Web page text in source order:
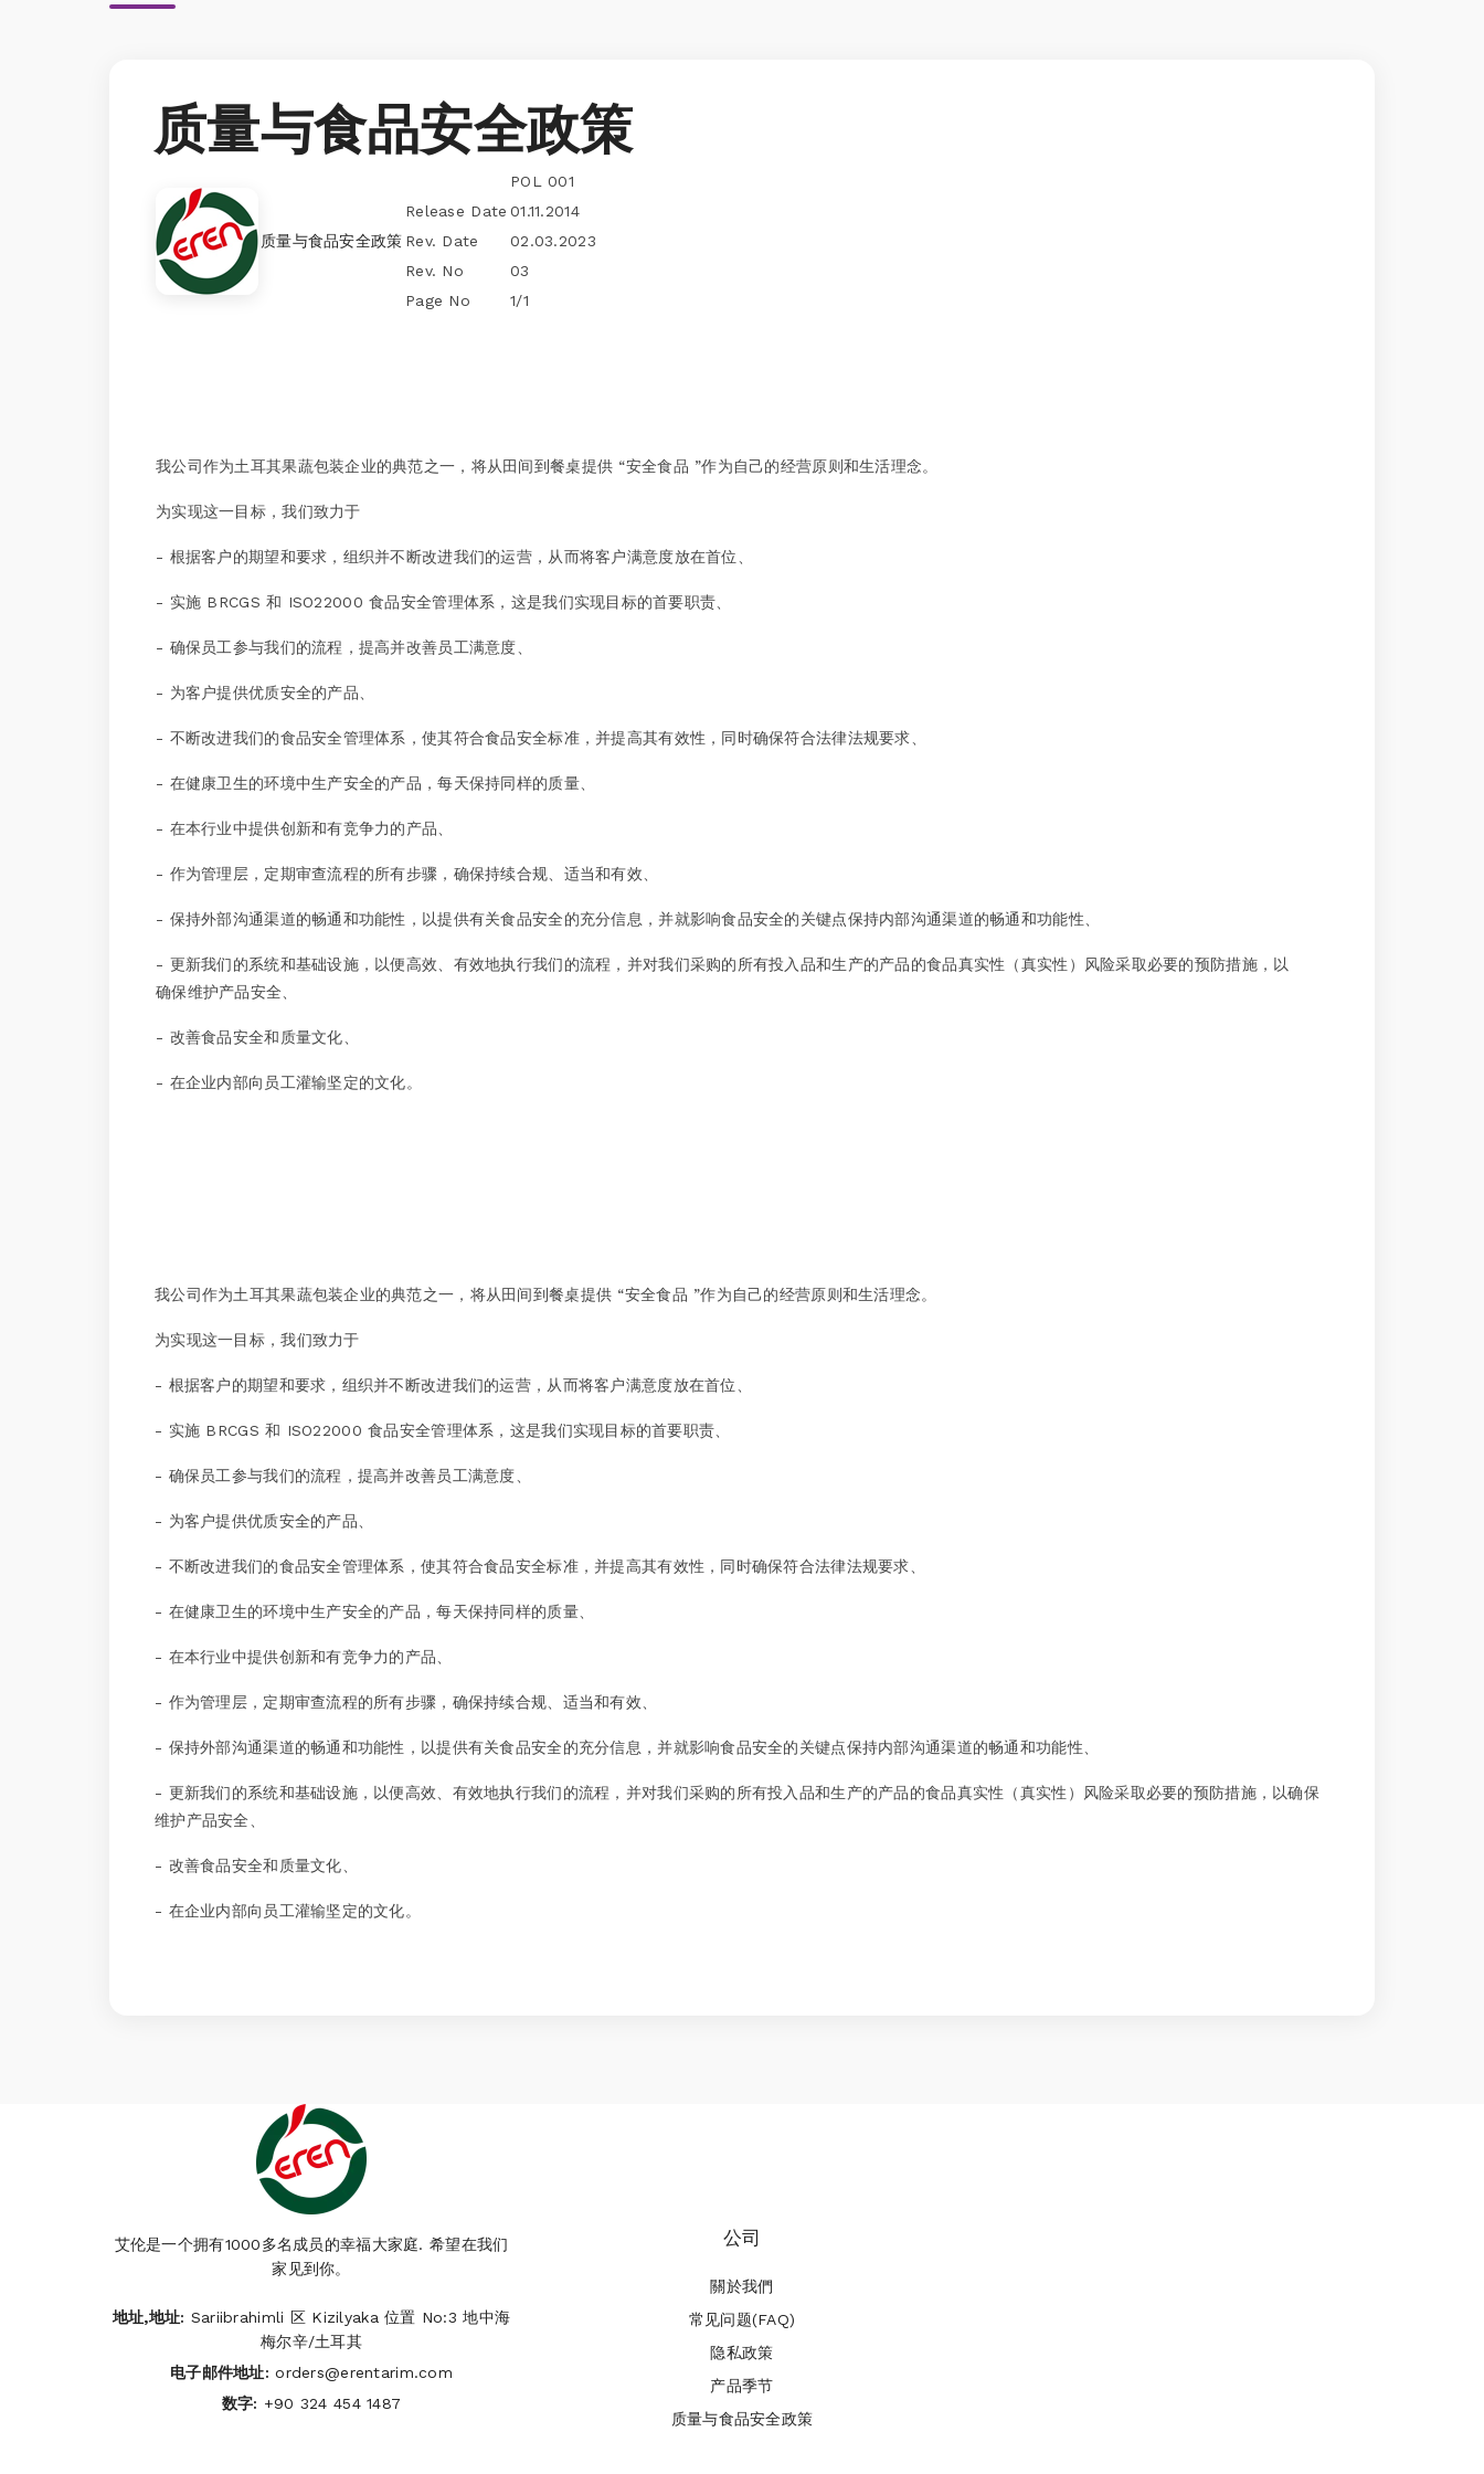
质量与食品安全政策
质量与食品安全政策
POL 001
Release Date 01.11.2014
Rev. Date
02.03.2023
Rev. No
03
Page No
1/1
我公司作为土耳其果蔬包装企业的典范之一，将从田间到餐桌提供 “安全食品 ”作为自己的经营原则和生活理念。
为实现这一目标，我们致力于
- 根据客户的期望和要求，组织并不断改进我们的运营，从而将客户满意度放在首位、
- 实施 BRCGS 和 ISO22000 食品安全管理体系，这是我们实现目标的首要职责、
- 确保员工参与我们的流程，提高并改善员工满意度、
- 为客户提供优质安全的产品、
- 不断改进我们的食品安全管理体系，使其符合食品安全标准，并提高其有效性，同时确保符合法律法规要求、
- 在健康卫生的环境中生产安全的产品，每天保持同样的质量、
- 在本行业中提供创新和有竞争力的产品、
- 作为管理层，定期审查流程的所有步骤，确保持续合规、适当和有效、
- 保持外部沟通渠道的畅通和功能性，以提供有关食品安全的充分信息，并就影响食品安全的关键点保持内部沟通渠道的畅通和功能性、
- 更新我们的系统和基础设施，以便高效、有效地执行我们的流程，并对我们采购的所有投入品和生产的产品的食品真实性（真实性）风险采取必要的预防措施，以
确保维护产品安全、
- 改善食品安全和质量文化、
- 在企业内部向员工灌输坚定的文化。
我公司作为土耳其果蔬包装企业的典范之一，将从田间到餐桌提供 “安全食品 ”作为自己的经营原则和生活理念。
为实现这一目标，我们致力于
- 根据客户的期望和要求，组织并不断改进我们的运营，从而将客户满意度放在首位、
- 实施 BRCGS 和 ISO22000 食品安全管理体系，这是我们实现目标的首要职责、
- 确保员工参与我们的流程，提高并改善员工满意度、
- 为客户提供优质安全的产品、
- 不断改进我们的食品安全管理体系，使其符合食品安全标准，并提高其有效性，同时确保符合法律法规要求、
- 在健康卫生的环境中生产安全的产品，每天保持同样的质量、
- 在本行业中提供创新和有竞争力的产品、
- 作为管理层，定期审查流程的所有步骤，确保持续合规、适当和有效、
- 保持外部沟通渠道的畅通和功能性，以提供有关食品安全的充分信息，并就影响食品安全的关键点保持内部沟通渠道的畅通和功能性、
- 更新我们的系统和基础设施，以便高效、有效地执行我们的流程，并对我们采购的所有投入品和生产的产品的食品真实性（真实性）风险采取必要的预防措施，以确保
维护产品安全、
- 改善食品安全和质量文化、
- 在企业内部向员工灌输坚定的文化。
艾伦是一个拥有1000多名成员的幸福大家庭. 希望在我们
家见到你。
地址,地址: Sariibrahimli 区 Kizilyaka 位置 No:3 地中海
梅尔辛/土耳其
电子邮件地址: orders@erentarim.com
数字: +90 324 454 1487
公司
關於我們
常见问题(FAQ)
隐私政策
产品季节
质量与食品安全政策